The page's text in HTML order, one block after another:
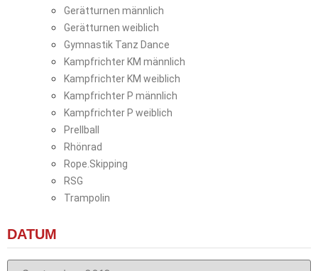
Gerätturnen männlich
Gerätturnen weiblich
Gymnastik Tanz Dance
Kampfrichter KM männlich
Kampfrichter KM weiblich
Kampfrichter P männlich
Kampfrichter P weiblich
Prellball
Rhönrad
Rope.Skipping
RSG
Trampolin
DATUM